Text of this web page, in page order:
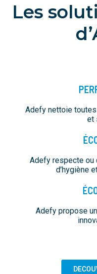
Les
Adefy nettoie
et
Adefy respecte ou
d’hygiène
Adefy propose